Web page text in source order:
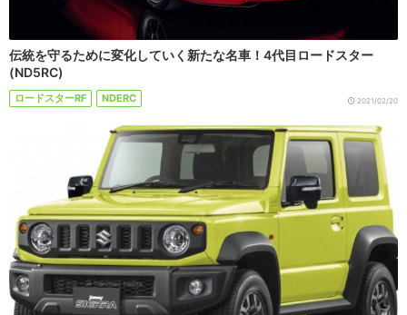
伝統を守るために変化していく新たな名車！4代目ロードスター
(ND5RC)
ロードスターRF NDERC 2021/02/20